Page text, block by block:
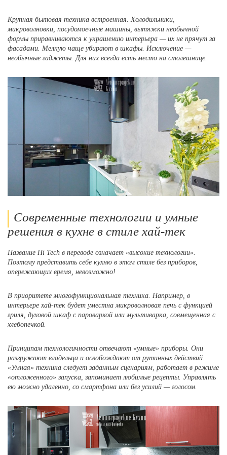
Крупная бытовая техника встроенная. Холодильники,
микроволновки, посудомоечные машины, вытяжки необычной
формы приравниваются к украшению интерьера — их не прячут за
фасадами. Мелкую чаще убирают в шкафы. Исключение —
необычные гаджеты. Для них всегда есть место на столешнице.
Современные технологии и умные
решения в кухне в стиле хай-тек
Название Hi Tech в переводе означает «высокие технологии».
Поэтому представить себе кухню в этом стиле без приборов,
опережающих время, невозможно!
В приоритете многофункциональная техника. Например, в
интерьере хай-тек будет уместна микроволновая печь с функцией
гриля, духовой шкаф с пароваркой или мультиварка, совмещенная с
хлебопечкой.
Принципам технологичности отвечают «умные» приборы. Они
разгружают владельца и освобождают от рутинных действий.
«Умная» техника следует заданным сценариям, работает в режиме
«отложенного» запуска, запоминает любимые рецепты. Управлять
ею можно удаленно, со смартфона или без усилий — голосом.